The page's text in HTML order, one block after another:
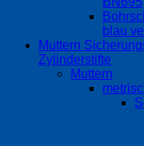
blau
Muttern
Zylinderstifte
Muttern